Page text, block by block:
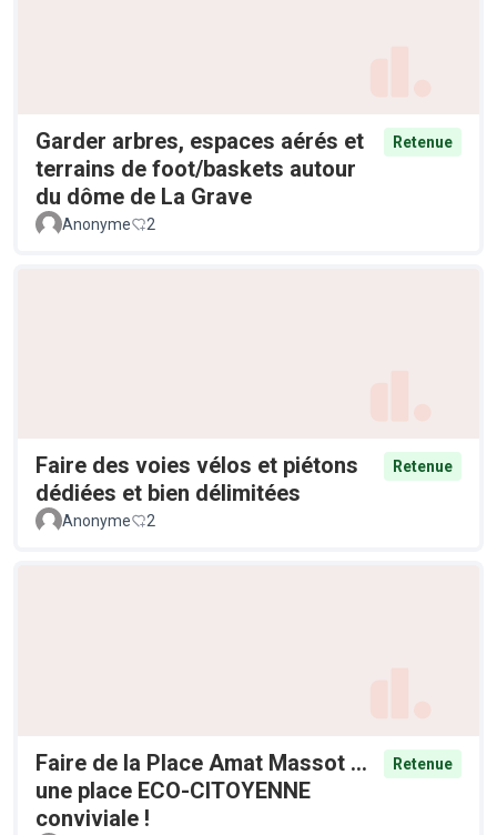
Garder arbres, espaces aérés et
terrains de foot/baskets autour
du dôme de La Grave
Retenue
Anonyme 2
Faire des voies vélos et piétons
dédiées et bien délimitées
Retenue
Anonyme 2
Faire de la Place Amat Massot ...
une place ECO-CITOYENNE
conviviale !
Retenue